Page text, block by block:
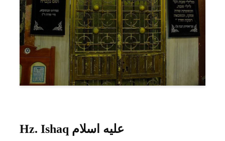
Hz. Ishaq عليه اسلام